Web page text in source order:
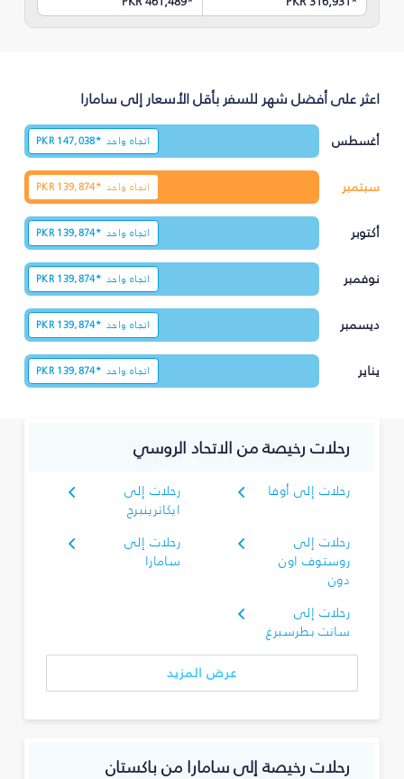
اعثر على أفضل شهر للسفر بأقل الأسعار إلى سامارا
أغسطس اتجاه واحد PKR 147,038*
سبتمبر اتجاه واحد PKR 139,874*
أكتوبر اتجاه واحد PKR 139,874*
نوفمبر اتجاه واحد PKR 139,874*
ديسمبر اتجاه واحد PKR 139,874*
يناير اتجاه واحد PKR 139,874*
رحلات رخيصة من الاتحاد الروسي
رحلات إلى أوفا
رحلات إلى
ايكاترينبرج
رحلات إلى
روستوف اون
دون
رحلات إلى
سامارا
رحلات إلى
سانت بطرسبرغ
عرض المزيد
رحلات رخيصة إلى سامارا من باكستان